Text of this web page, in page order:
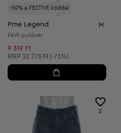
-50% a FESTIVE kóddal
Pme Legend M
Férfi pulóver
9 319 Ft
Ajánlott ár:
RRP 32 776 Ft (-71%)
2